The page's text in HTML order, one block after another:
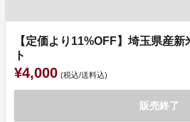
【定価より11%OFF】埼玉県産
ト
¥4,000 (税込/送料込)
販売終了